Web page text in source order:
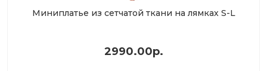
Миниплатье из сетчатой ткани на лямках S-L
2990.00р.